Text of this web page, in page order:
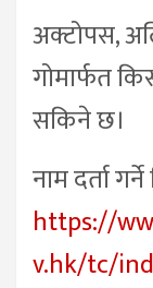
अक्टोपस,
गोमार्फत
सकिने छ।
नाम दर्ता गर्ने
https://
v.hk/tc/